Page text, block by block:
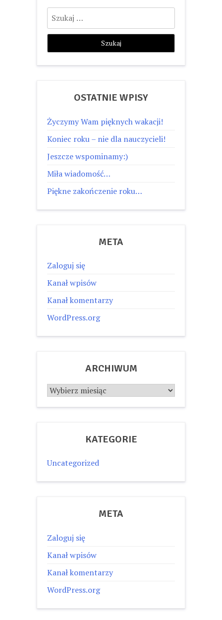
Szukaj:
OSTATNIE WPISY
Życzymy Wam pięknych wakacji!
Koniec roku – nie dla nauczycieli!
Jeszcze wspominamy:)
Miła wiadomość…
Piękne zakończenie roku…
META
Zaloguj się
Kanał wpisów
Kanał komentarzy
WordPress.org
ARCHIWUM
Archiwum
KATEGORIE
Uncategorized
META
Zaloguj się
Kanał wpisów
Kanał komentarzy
WordPress.org